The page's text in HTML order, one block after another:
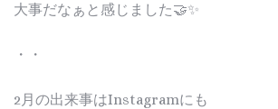
大事だなぁと感じました🤝✨
・・
2月の出来事はInstagramにも